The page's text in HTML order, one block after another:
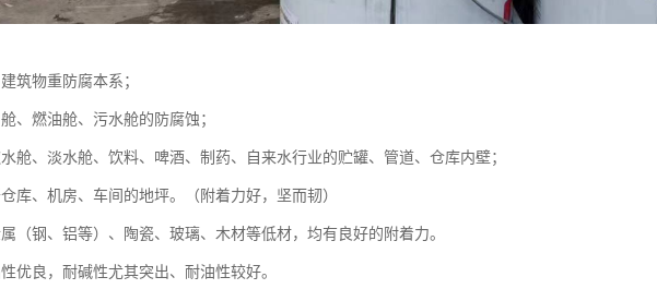
筑物重防腐本系；
、燃油舱、污水舱的防腐蚀；
舱、淡水舱、饮料、啤酒、制药、自来水行业的贮罐、管道、仓库内壁；
库、机房、车间的地坪。（附着力好，坚而韧）
（钢、铝等）、陶瓷、玻璃、木材等低材，均有良好的附着力。
优良，耐碱性尤其突出、耐油性较好。